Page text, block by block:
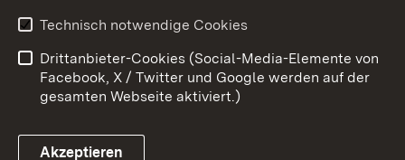
Barrierefreiheit
Impressum Cookies
Technisch notwendige Cookies
Drittanbieter-Cookies (Social-Media-Elemente von
Facebook, X / Twitter und Google werden auf der
gesamten Webseite aktiviert.)
Akzeptieren